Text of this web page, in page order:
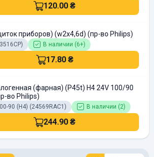
120.00 ₴
приборов) (w2x4,6d) (пр-во Philips)
В наличии (6+)
17.80 ₴
(фарная) (Р45t) H4 24V 100/90
во Philips)
90 (H4) (24569RAC1) В наличии (2)
244.90 ₴